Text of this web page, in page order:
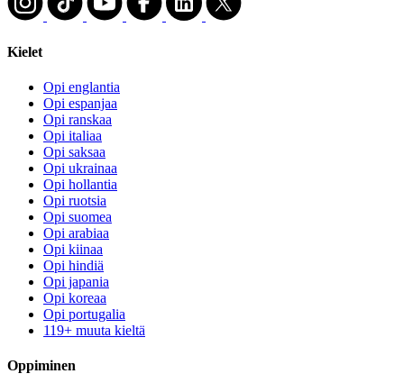
Kielet
Opi englantia
Opi espanjaa
Opi ranskaa
Opi italiaa
Opi saksaa
Opi ukrainaa
Opi hollantia
Opi ruotsia
Opi suomea
Opi arabiaa
Opi kiinaa
Opi hindiä
Opi japania
Opi koreaa
Opi portugalia
119+ muuta kieltä
Oppiminen